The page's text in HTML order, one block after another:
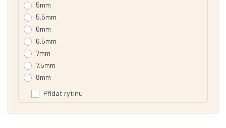
5mm
5.5mm
6mm
6.5mm
7mm
7.5mm
8mm
Přidat rytinu